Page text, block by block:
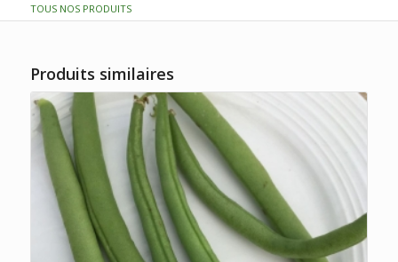
TOUS NOS PRODUITS
Produits similaires